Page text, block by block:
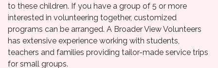
to these children. If you have a group of 5 or more
interested in volunteering together, customized
programs can be arranged. A Broader View Volunteers
has extensive experience working with students,
teachers and families providing tailor-made service trips
for small groups.